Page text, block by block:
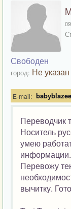
Свободен
город: Не указан
E-mail:
Переводчик
Носитель
умею
Перевожу
вычитку.